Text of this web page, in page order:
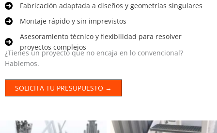
Fabricación adaptada a diseños y geometrías singulares
Montaje rápido y sin imprevistos
Asesoramiento técnico y flexibilidad para resolver
proyectos complejos
¿Tienes un proyecto que no encaja en lo convencional?
Hablemos.
SOLICITA TU PRESUPUESTO →